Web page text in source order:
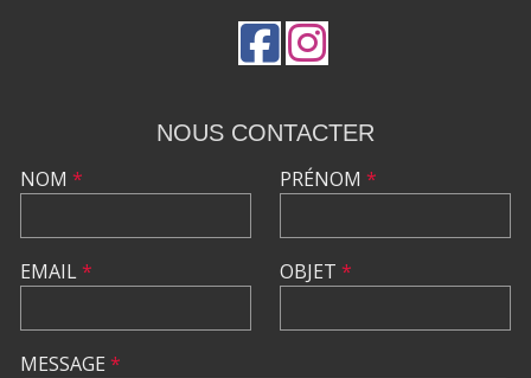
NOUS CONTACTER
NOM *
EMAIL*
PRÉNOM *
OBJET *
MESSAGE *